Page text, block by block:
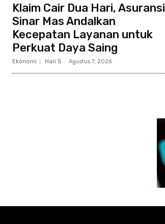
Klaim Cair Dua Hari, Asuransi
Sinar Mas Andalkan
Kecepatan Layanan untuk
Perkuat Daya Saing
Ekonomi Hari S - Agustus 7, 2026